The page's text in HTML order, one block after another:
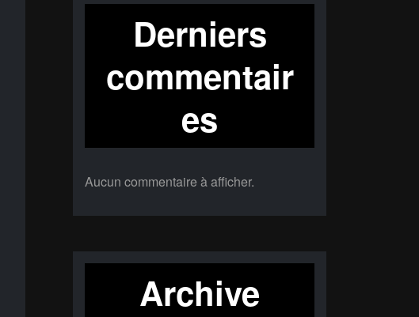
Derniers
commentair
es
Aucun commentaire à afficher.
Archive